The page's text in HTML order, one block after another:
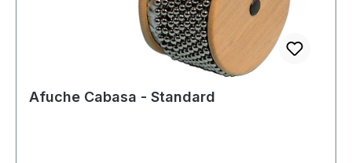
Afuche Cabasa - Standard